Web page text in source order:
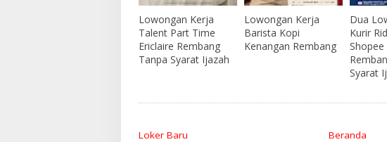
Lowongan Kerja
Talent Part Time
Ericlaire Rembang
Tanpa Syarat Ijazah
Lowongan Kerja
Barista Kopi
Kenangan Rembang
Dua
Kurir
Shopee
Syarat
Loker Baru Beranda